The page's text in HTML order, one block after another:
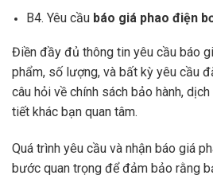
B4. Yêu cầu báo giá phao điện
Điền đầy đủ thông tin yêu cầu báo
phẩm, số lượng, và bất kỳ yêu cầu
câu hỏi về chính sách bảo hành,
tiết khác bạn quan tâm.
Quá trình yêu cầu và nhận báo giá
bước quan trọng để đảm bảo rằng